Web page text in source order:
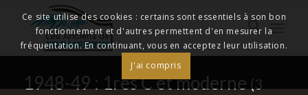
1948-49 : 1res C et moderne (3
Ce site utilise des cookies : certains sont essentiels à son bon
fonctionnement et d'autres permettent d'en mesurer la
fréquentation. En continuant, vous en acceptez leur utilisation.
J'ai compris